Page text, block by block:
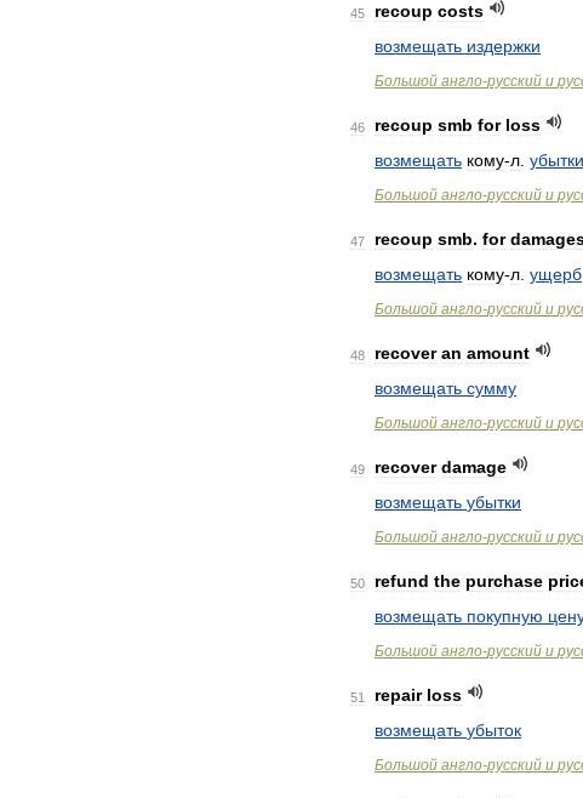
45 recoup costs
возмещать издержки
Большой англо-русский и
46 recoup smb for loss
возмещать кому-л убытки
Большой англо-русский и
47 recoup smb. for
возмещать кому-л ущерб
Большой англо-русский и
48 recover an amount
возмещать сумму
Большой англо-русский и
49 recover damage
возмещать убытки
Большой англо-русский и
50 refund the purchase
возмещать покупную
Большой англо-русский и
51 repair loss
возмещать убыток
Большой англо-русский и